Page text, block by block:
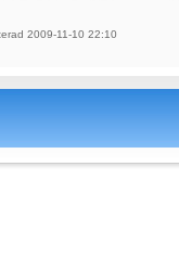
2009-11-10 22:10